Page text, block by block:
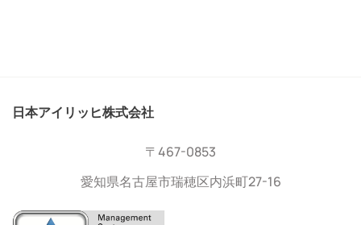
日本アイリッヒ株式会社
〒467-0853
愛知県名古屋市瑞穂区内浜町27-16